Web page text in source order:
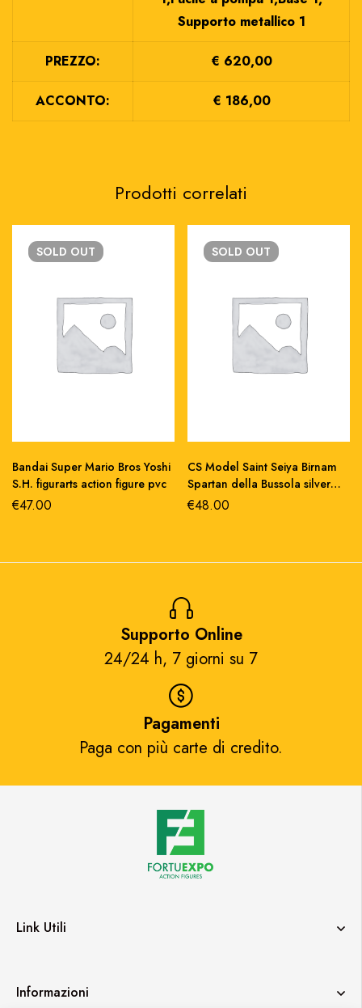
Supporto metallico 1
PREZZO: € 620,00
ACCONTO: € 186,00
Prodotti correlati
SOLD OUT
Bandai Super Mario Bros Yoshi
S.H. figurarts action figure pvc
€47.00
SOLD OUT
CS Model Saint Seiya Birnam
Spartan della Bussola silver
saint action figure 17 cm
€48.00
Supporto Online
24/24 h, 7 giorni su 7​
Pagamenti
Paga con più carte di credito.​
Link Utili
Informazioni